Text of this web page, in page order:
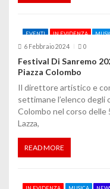
EVENTI IN EVIDENZA
6 Febbraio 2024 0
Festival Di Sanremo
Piazza Colombo
Il direttore artistico e
settimane l’elenco degli
Colombo nel corso delle
Lazza,
READ MORE